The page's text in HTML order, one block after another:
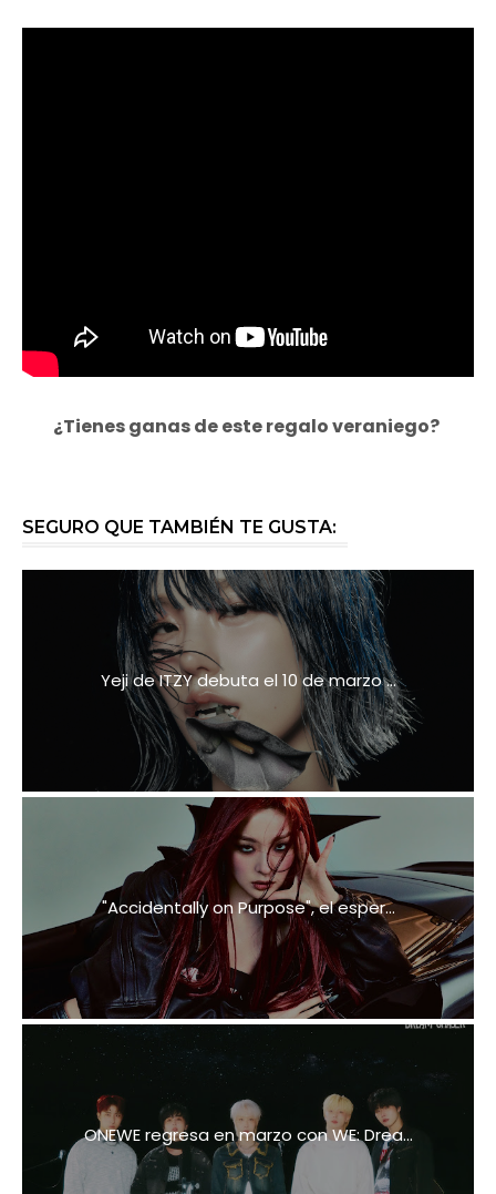
¿Tienes ganas de este regalo veraniego?
SEGURO QUE TAMBIÉN TE GUSTA:
Yeji de ITZY debuta el 10 de marzo ...
"Accidentally on Purpose", el esper...
ONEWE regresa en marzo con WE: Drea...